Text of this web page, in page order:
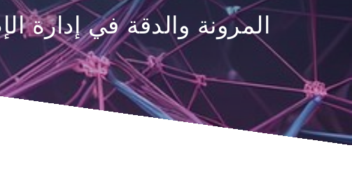
المرونة والدقة في إدارة